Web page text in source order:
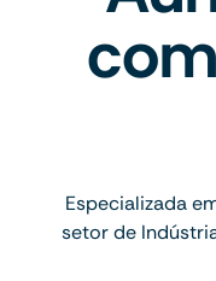
Especializada
setor de